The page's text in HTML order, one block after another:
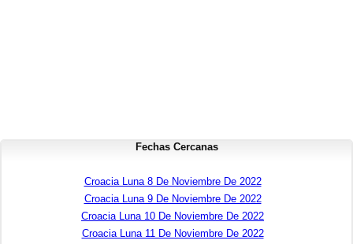
Fechas Cercanas
Croacia Luna 8 De Noviembre De 2022
Croacia Luna 9 De Noviembre De 2022
Croacia Luna 10 De Noviembre De 2022
Croacia Luna 11 De Noviembre De 2022